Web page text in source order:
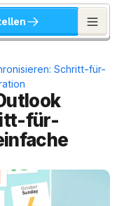
Schritt-für-
für-